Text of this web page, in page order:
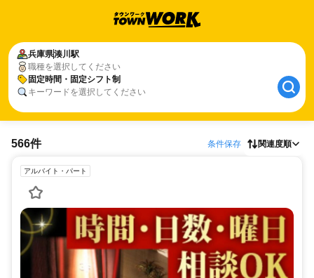
兵庫県湊川駅
職種を選択してください
固定時間・固定シフト制
キーワードを選択してください
566件 条件保存 関連度順
アルバイト・パート